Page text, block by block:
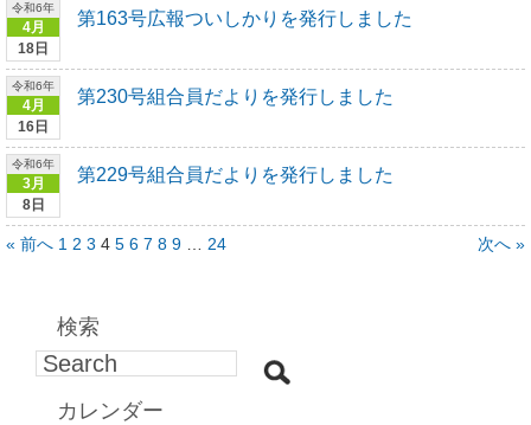
令和6年
4月
18日
第163号広報ついしかりを発行しました
令和6年
4月
16日
第230号組合員だよりを発行しました
令和6年
3月
8日
第229号組合員だよりを発行しました
« 前へ 1 2 3 4 5 6 7 8 9 24 次へ »
検索
カレンダー